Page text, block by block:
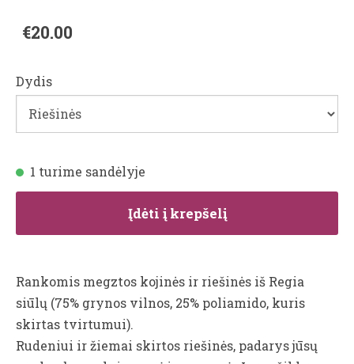
€20.00
Dydis
1 turime sandėlyje
Įdėti į krepšelį
Rankomis megztos kojinės ir riešinės iš Regia
siūlų (75% grynos vilnos, 25% poliamido, kuris
skirtas tvirtumui).
Rudeniui ir žiemai skirtos riešinės, padarys jūsų